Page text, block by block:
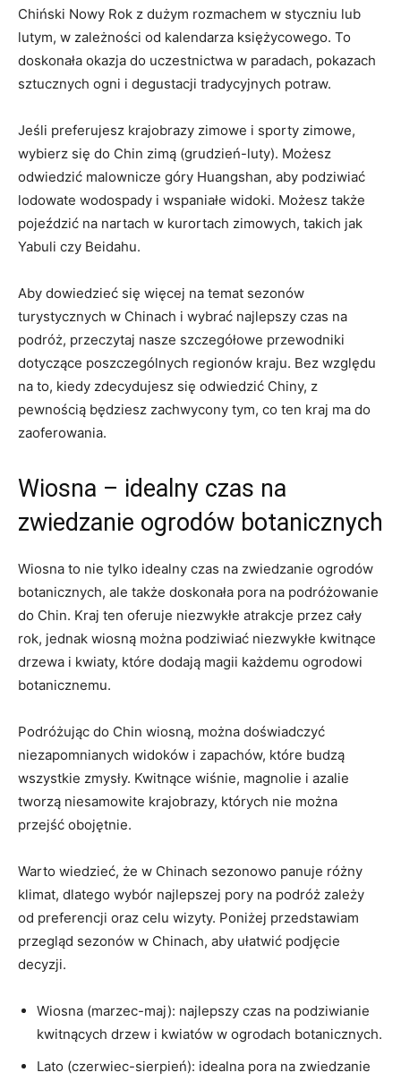
Chiński Nowy Rok z dużym rozmachem w styczniu lub‍
lutym, w zależności od kalendarza księżycowego. To
doskonała⁢ okazja do ‍uczestnictwa w paradach,⁢ pokazach
sztucznych ogni i ‌degustacji tradycyjnych potraw.
Jeśli preferujesz krajobrazy zimowe ⁤i sporty zimowe,⁤
wybierz się do​ Chin zimą (grudzień-luty). Możesz
odwiedzić⁢ malownicze góry Huangshan, aby podziwiać
lodowate wodospady i⁣ wspaniałe widoki. Możesz także
pojeździć⁣ na​ nartach⁢ w kurortach zimowych,⁤ takich‌ jak
Yabuli czy Beidahu.
Aby dowiedzieć się więcej na temat sezonów
turystycznych w Chinach i wybrać najlepszy czas na⁣
podróż, przeczytaj nasze szczegółowe przewodniki
dotyczące ‍poszczególnych ⁢regionów kraju. Bez względu
na to, kiedy zdecydujesz się odwiedzić Chiny, z
pewnością​ będziesz zachwycony tym, co ten kraj ma do
zaoferowania.
Wiosna – idealny czas na
zwiedzanie ogrodów botanicznych
Wiosna ⁢to nie tylko idealny czas na zwiedzanie ogrodów
botanicznych,⁢ ale także doskonała ⁤pora na podróżowanie
do Chin. Kraj ten oferuje ‌niezwykłe atrakcje przez cały
rok, jednak wiosną można podziwiać niezwykłe kwitnące
drzewa i‌ kwiaty, które dodają magii każdemu ogrodowi
botanicznemu.
Podróżując do Chin wiosną, można doświadczyć
niezapomnianych widoków i zapachów, które budzą​
wszystkie​ zmysły. Kwitnące wiśnie, magnolie i ‍azalie
tworzą niesamowite krajobrazy, których nie ‌można
przejść ⁤obojętnie.
Warto wiedzieć, że w Chinach sezonowo panuje różny
klimat, dlatego ‌wybór najlepszej pory na podróż zależy
od preferencji oraz celu wizyty. ⁣Poniżej‍ przedstawiam
przegląd sezonów w Chinach, aby ułatwić podjęcie
decyzji.
Wiosna (marzec-maj): najlepszy czas ​na ‍podziwianie
kwitnących drzew i kwiatów w ⁤ogrodach botanicznych.
Lato ‌(czerwiec-sierpień): idealna pora ⁣na zwiedzanie